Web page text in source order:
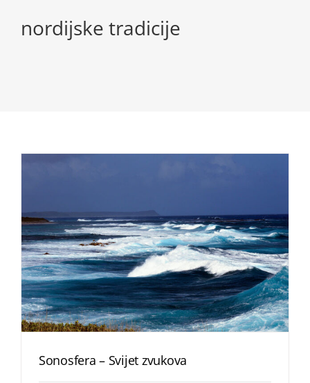
nordijske tradicije
Sonosfera – Svijet zvukova